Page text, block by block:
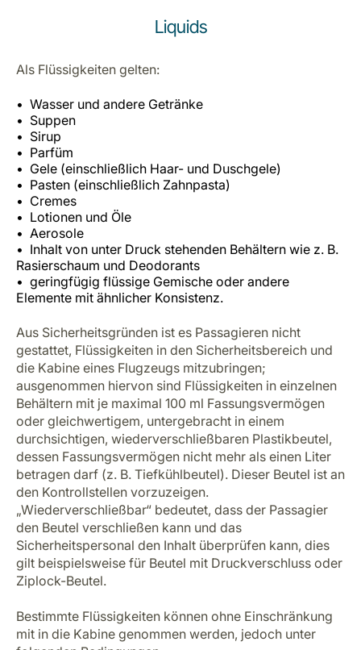
Liquids
Als Flüssigkeiten gelten:
Wasser und andere Getränke
Suppen
Sirup
Parfüm
Gele (einschließlich Haar- und Duschgele)
Pasten (einschließlich Zahnpasta)
Cremes
Lotionen und Öle
Aerosole
Inhalt von unter Druck stehenden Behältern wie z. B.
Rasierschaum und Deodorants
geringfügig flüssige Gemische oder andere
Elemente mit ähnlicher Konsistenz.
Aus Sicherheitsgründen ist es Passagieren nicht
gestattet, Flüssigkeiten in den Sicherheitsbereich und
die Kabine eines Flugzeugs mitzubringen;
ausgenommen hiervon sind Flüssigkeiten in einzelnen
Behältern mit je maximal 100 ml Fassungsvermögen
oder gleichwertigem, untergebracht in einem
durchsichtigen, wiederverschließbaren Plastikbeutel,
dessen Fassungsvermögen nicht mehr als einen Liter
betragen darf (z. B. Tiefkühlbeutel). Dieser Beutel ist an
den Kontrollstellen vorzuzeigen.
„Wiederverschließbar“ bedeutet, dass der Passagier
den Beutel verschließen kann und das
Sicherheitspersonal den Inhalt überprüfen kann, dies
gilt beispielsweise für Beutel mit Druckverschluss oder
Ziplock-Beutel.
Bestimmte Flüssigkeiten können ohne Einschränkung
mit in die Kabine genommen werden, jedoch unter